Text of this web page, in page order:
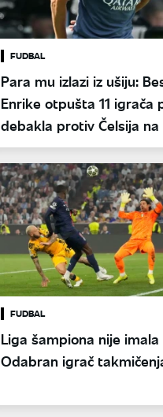
FUDBAL
Para mu izlazi iz ušiju:
Enrike otpušta 11 igrača
debakla protiv Čelsija na
klubove
FUDBAL
Liga šampiona nije
Odabran igrač